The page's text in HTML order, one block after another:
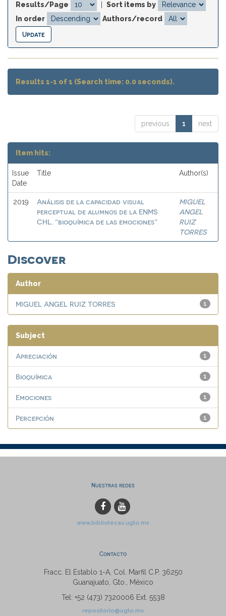
Results/Page
Sort items by
In order
Authors/record
Results 1-1 of 1 (Search time: 0.0 seconds).
previous 1 next
Item hits:
Issue
Date
Title Author(s)
2019
Análisis de la capacidad visual
perceptual de alumnos de la ENMS
CHL. “bioquímica de las emociones”
MIGUEL
ANGEL
RUIZ
TORRES
Discover
Author
1
MIGUEL ANGEL RUIZ TORRES
Subject
1
Apreciación
1
Bioquímica
1
Emociones
1
Percepción
Nuestras redes
www.bibliotecas.ugto.mx
Contacto
Fracc. El Establo 1-A, Col. Marfil C.P. 36250
Guanajuato, Gto., México
Tel: +52 (473) 7320006 Ext. 5538
repositorio@ugto.mx